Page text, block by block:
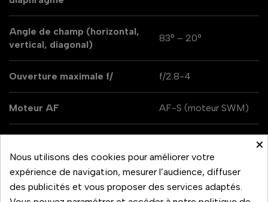
Angle de champ (horizontal,
vertical, diagonal)
83° – 20°
Ouverture maximale f/ f/2.8-4
Moteur AF AF-S (moteur SWM)
Monture d'objectif Nikon AF
×
Nous utilisons des cookies pour améliorer votre
expérience de navigation, mesurer l’audience, diffuser
des publicités et vous proposer des services adaptés.